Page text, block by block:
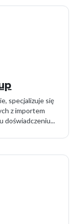
specjalizuje się
z importem
doświadczeniu...